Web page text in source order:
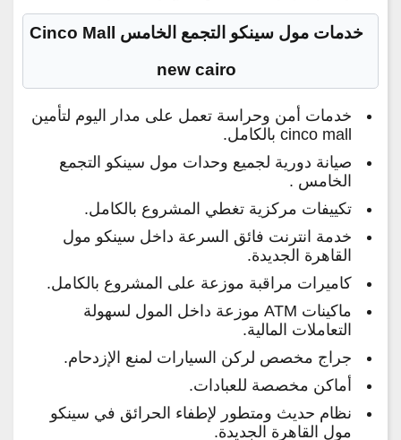
خدمات مول سينكو التجمع الخامس Cinco Mall
new cairo
خدمات أمن وحراسة تعمل على مدار اليوم لتأمين
cinco mall بالكامل.
صيانة دورية لجميع وحدات مول سينكو التجمع
الخامس .
تكييفات مركزية تغطي المشروع بالكامل.
خدمة انترنت فائق السرعة داخل سينكو مول
القاهرة الجديدة.
كاميرات مراقبة موزعة على المشروع بالكامل.
ماكينات ATM موزعة داخل المول لسهولة
التعاملات المالية.
جراج مخصص لركن السيارات لمنع الإزدحام.
أماكن مخصصة للعبادات.
نظام حديث ومتطور لإطفاء الحرائق في سينكو
مول القاهرة الجديدة.